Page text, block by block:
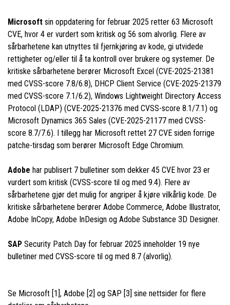
Microsoft sin oppdatering for februar 2025 retter 63 Microsoft
CVE, hvor 4 er vurdert som kritisk og 56 som alvorlig. Flere av
sårbarhetene kan utnyttes til fjernkjøring av kode, gi utvidede
rettigheter og/eller til å ta kontroll over brukere og systemer. De
kritiske sårbarhetene berører Microsoft Excel (CVE-2025-21381
med CVSS-score 7.8/6.8), DHCP Client Service (CVE-2025-21379
med CVSS-score 7.1/6.2), Windows Lightweight Directory Access
Protocol (LDAP) (CVE-2025-21376 med CVSS-score 8.1/7.1) og
Microsoft Dynamics 365 Sales (CVE-2025-21177 med CVSS-
score 8.7/7.6). I tillegg har Microsoft rettet 27 CVE siden forrige
patche-tirsdag som berører Microsoft Edge Chromium.
Adobe har publisert 7 bulletiner som dekker 45 CVE hvor 23 er
vurdert som kritisk (CVSS-score til og med 9.4). Flere av
sårbarhetene gjør det mulig for angriper å kjøre vilkårlig kode. De
kritiske sårbarhetene berører Adobe Commerce, Adobe Illustrator,
Adobe InCopy, Adobe InDesign og Adobe Substance 3D Designer.
SAP Security Patch Day for februar 2025 inneholder 19 nye
bulletiner med CVSS-score til og med 8.7 (alvorlig).
Se Microsoft [1], Adobe [2] og SAP [3] sine nettsider for flere